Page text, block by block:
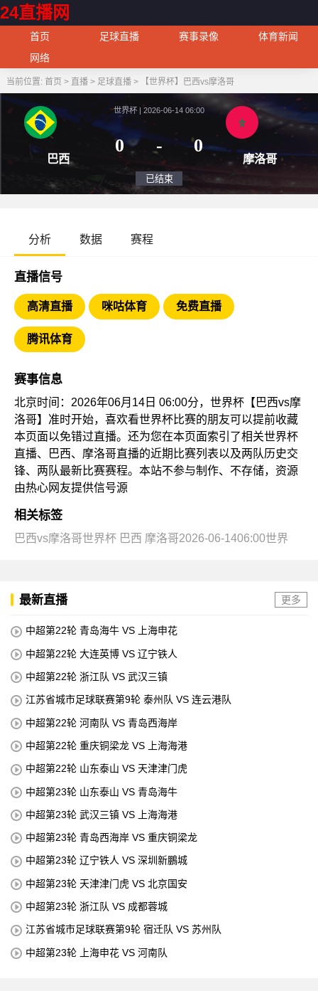
24直播网
首页 足球直播 赛事录像
体育新闻
网络
当前位置: 首页 > 直播> 足球直播> 【世界杯】巴西vs摩洛哥
巴西
世界杯 | 2026-06-14 06:00
0
摩
分析 数据 赛程
直播信号
高清直播 咪咕体育 免费直播
腾讯体育
赛事信息
北京时间：2026年06月14日 06:00分，世界杯【巴西vs摩
洛哥】准时开始，喜欢看世界杯比赛的朋友可以提前收藏
本页面以免错过直播。还为您在本页面索引了相关世界杯
直播、巴西、摩洛哥直播的近期比赛列表以及两队历史交
锋、两队最新比赛赛程。本站不参与制作、不存储，资源
由热心网友提供信号源
相关标签
巴西vs摩洛哥世界杯 巴西 摩洛哥2026-06-1406:00世界
最新直播 更多
中超第22轮 青岛海牛 VS 上海申花
中超第22轮 大连英博 VS 辽宁铁人
中超第22轮 浙江队 VS 武汉三镇
江苏省城市足球联赛第9轮 泰州队 VS 连云港队
中超第22轮 河南队 VS 青岛西海岸
中超第22轮 重庆铜梁龙 VS 上海海港
中超第22轮 山东泰山 VS 天津津门虎
中超第23轮 山东泰山 VS 青岛海牛
中超第23轮 武汉三镇 VS 上海海港
中超第23轮 青岛西海岸 VS 重庆铜梁龙
中超第23轮 辽宁铁人 VS 深圳新鵬城
中超第23轮 天津津门虎 VS 北京国安
中超第23轮 浙江队 VS 成都蓉城
江苏省城市足球联赛第9轮 宿迁队 VS 苏州队
中超第23轮 上海申花 VS 河南队